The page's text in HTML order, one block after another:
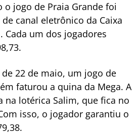
o jogo de Praia Grande foi
canal eletrônico da Caixa
Cada um dos jogadores
22 de maio, um jogo de
faturou a quina da Mega. A
na lotérica Salim, que fica no
isso, o jogador garantiu o